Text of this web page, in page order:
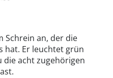
Schrein an, der die
hat. Er leuchtet grün
die acht zugehörigen